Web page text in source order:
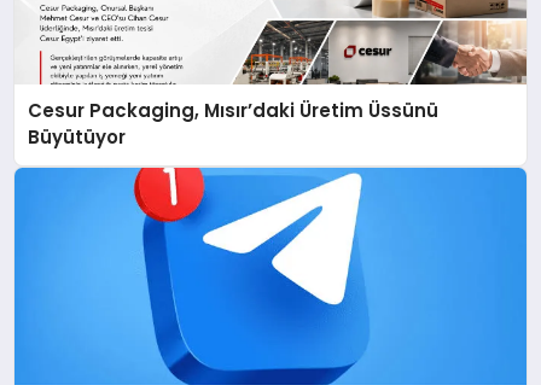
Cesur Packaging, Mısır’daki Üretim Üssünü
Büyütüyor